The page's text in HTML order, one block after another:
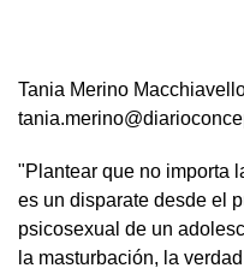
Tania Merino
"Plantear que no importa
es un disparate desde el
psicosexual de un
la masturbación, la